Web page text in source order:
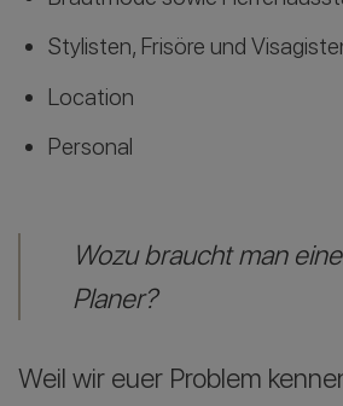
Stylisten, Frisöre und
Location
Personal
Wozu braucht man
Planer?
Weil wir euer Problem